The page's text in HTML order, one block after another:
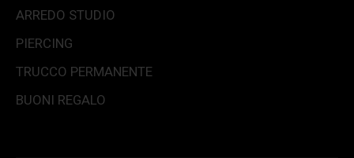
ARREDO STUDIO
PIERCING
TRUCCO PERMANENTE
BUONI REGALO